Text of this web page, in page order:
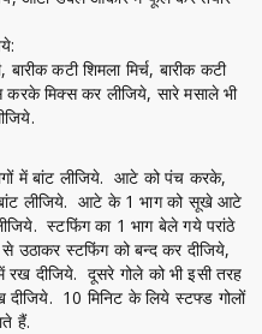
कटी शिमला मिर्च, बारीक कटी
करके मिक्स कर लीजिये, सारे मसाले भी
में बांट लीजिये. आटे को पंच करके,
लीजिये. आटे के 1 भाग को सूखे आटे
स्टफिंग का 1 भाग बेले गये परांठे
उठाकर स्टफिंग को बन्द कर दीजिये,
दीजिये. दूसरे गोले को भी इसी तरह
10 मिनिट के लिये स्टफ्ड गोलों
हैं.